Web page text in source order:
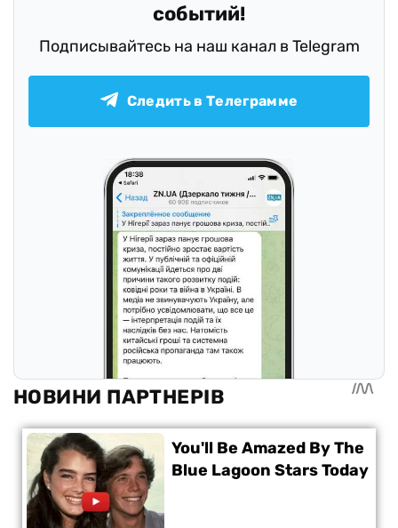
событий!
Подписывайтесь на наш канал в Telegram
Следить в Телеграмме